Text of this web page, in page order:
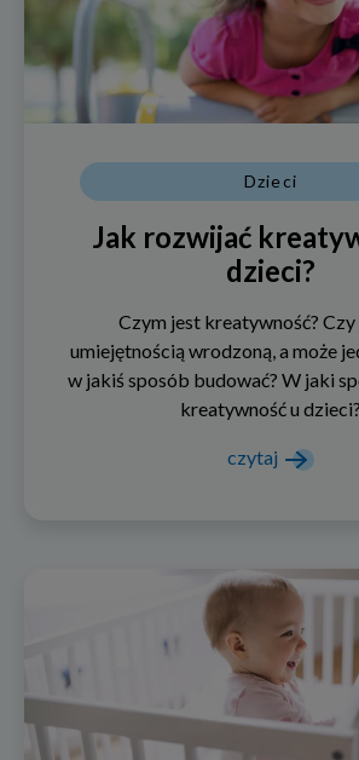
Dzieci
Jak rozwijać
dzieci?
Czym jest kreatywność? Czy
umiejętnością wrodzoną, a może
w jakiś sposób budować? W jaki
kreatywność u dzieci?
czytaj